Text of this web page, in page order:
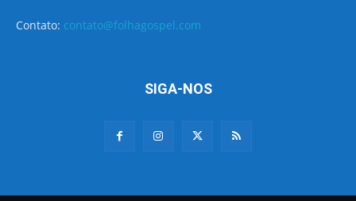
Contato: contato@folhagospel.com
SIGA-NOS